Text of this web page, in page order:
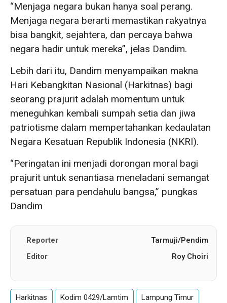
“Menjaga negara bukan hanya soal perang.
Menjaga negara berarti memastikan rakyatnya
bisa bangkit, sejahtera, dan percaya bahwa
negara hadir untuk mereka”, jelas Dandim.
Lebih dari itu, Dandim menyampaikan makna
Hari Kebangkitan Nasional (Harkitnas) bagi
seorang prajurit adalah momentum untuk
meneguhkan kembali sumpah setia dan jiwa
patriotisme dalam mempertahankan kedaulatan
Negara Kesatuan Republik Indonesia (NKRI).
“Peringatan ini menjadi dorongan moral bagi
prajurit untuk senantiasa meneladani semangat
persatuan para pendahulu bangsa,” pungkas
Dandim
Reporter
Tarmuji/Pendim
Editor
Roy Choiri
Harkitnas Kodim 0429/Lamtim Lampung Timur